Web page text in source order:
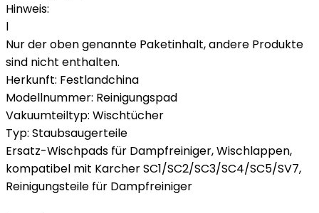
Hinweis:
l
Nur der oben genannte Paketinhalt, andere Produkte
sind nicht enthalten.
Herkunft: Festlandchina
Modellnummer: Reinigungspad
Vakuumteiltyp: Wischtücher
Typ: Staubsaugerteile
Ersatz-Wischpads für Dampfreiniger, Wischlappen,
kompatibel mit Karcher SC1/SC2/SC3/SC4/SC5/SV7,
Reinigungsteile für Dampfreiniger